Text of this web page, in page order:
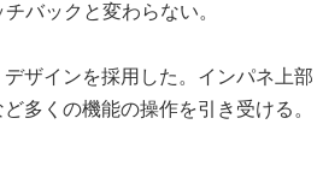
バックと変わらない。
ザインを採用した。インパネ上部
多くの機能の操作を引き受ける。